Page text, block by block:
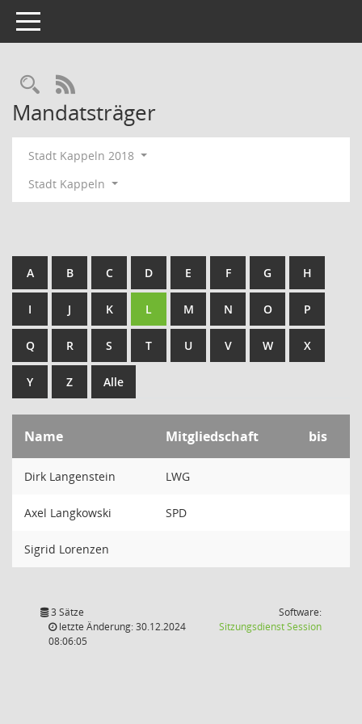
Toggle navigation
Rechercheauswahl
RSS-Feed
Mandatsträger
Stadt Kappeln 2018
Stadt Kappeln
A B C D E F G H
I J K L M N O P
Q R S T U V W X
Y Z Alle
Name Mitgliedschaft bis
Dirk Langenstein LWG
Axel Langkowski SPD
Sigrid Lorenzen
3 Sätze
letzte Änderung: 30.12.2024
08:06:05
Software:
SitzungsdienstSession(Wird in